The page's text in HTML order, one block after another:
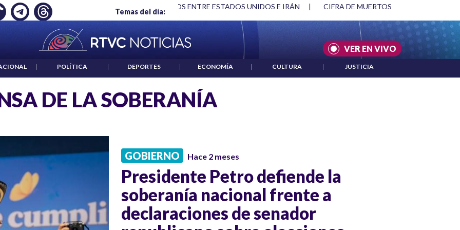
Temas del día:
DE LA ESPRIELLA Y DMG ACUERDOS ENTRE ESTADOS UNIDOS E IRÁN | CIFRA DE MUERTOS EN VENEZUELA TRAS
VER EN VIVO
| POLÍTICA | DEPORTES | ECONOMÍA | CULTURA | JUSTICIA
DE LA SOBERANÍA
GOBIERNO Hace 2 meses
Presidente Petro defiende la
soberanía nacional frente a
declaraciones de senador